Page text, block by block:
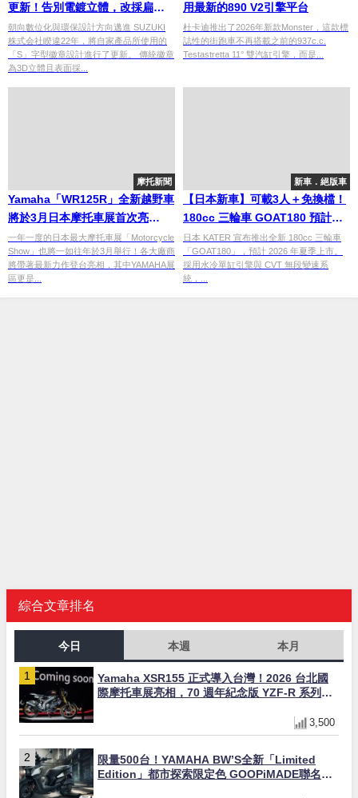
更新！告別電鍍立體，改採扁平
化銀色設計
朝向數位化與環保設計方向邁進 SUZUKI
株式会社睽違22年，將自家產品所使用的
「S」字型徽章設計進行了更新。 傳統徽章
為3D立體且表面採...
用最新的890 V2引擎平台
杜卡迪推出了2026年新款Monster，這款標
誌性的街跑車不再搭載之前的937c.c.
Testastretta 11° 雙汽缸引擎，而是...
摩托新聞
Yamaha「WR125R」全新越野車
將於3月日本摩托車展首次亮
相！？
一年一度的日本最大摩托車展「Motorcycle
Show」也將一如往年於3月舉行！各大廠商
將帶著最新力作登台亮相，其中YAMAHA展
區更是...
新車．絕版車
【日本新車】可載3人＋免換檔！
180cc 三輪車 GOAT180 預計
2026 夏季開賣 普通駕照即可駕
駛
日本 KATER 宣布推出全新 180cc 三輪車
「GOAT180」，預計 2026 年夏季上市。
採用水冷單缸引擎與 CVT 無段變速系
統，...
綜合文章排名
今日 本週 本月
Yamaha XSR155 正式導入台灣！2026 台北國
際摩托車展亮相，70 週年紀念版 YZF-R 系列限
3,500
限量500台！YAMAHA BW’S全新「Limited
Edition」都市探索限定色 GOOPiMADE聯名包